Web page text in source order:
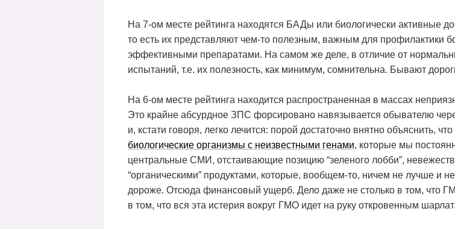
На 7-ом месте рейтинга находятся БАДы или биологически активные
то есть их представляют чем-то полезным, важным для профилактики
эффективными препаратами. На самом же деле, в отличие от
испытаний, т.е. их полезность, как минимум, сомнительна. Бывают
На 6-ом месте рейтинга находится распространенная в массах
Это крайне абсурдное ЗПС форсировано навязывается обывателю
и, кстати говоря, легко лечится: порой достаточно внятно объяснить,
биологические организмы с неизвестными генами, которые мы
центральные СМИ, отстаивающие позицию “зеленого лобби”,
“органическими” продуктами, которые, вообщем-то, ничем не лучше и
дороже. Отсюда финансовый ущерб. Дело даже не столько в том, что
в том, что вся эта истерия вокруг ГМО идет на руку откровенным